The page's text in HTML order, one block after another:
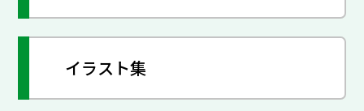
イラスト集